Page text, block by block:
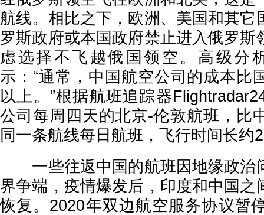
航线。相比之下，欧洲、美国和其它
罗斯政府或本国政府禁止进入俄罗斯
虑选择不飞越俄国领空。高级分
示：“通常，中国航空公司的成本比
以上。”根据航班追踪器
公司每周四天的北京-伦敦航班，比
同一条航线每日航班，飞行时间长约
一些往返中国的航班因地缘政治
界争端，疫情爆发后，印度和中国之
恢复。2020年双边航空服务协议暂